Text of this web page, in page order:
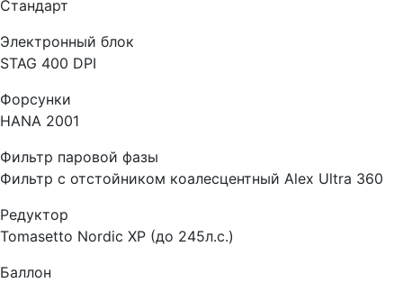
Стандарт
Электронный блок
STAG 400 DPI
Форсунки
HANA 2001
Фильтр паровой фазы
Фильтр с отстойником коалесцентный Alex Ultra 360
Редуктор
Tomasetto Nordic XP (до 245л.с.)
Баллон